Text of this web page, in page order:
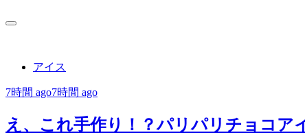
アイス
7時間 ago7時間 ago
え、これ手作り！？パリパリチョコア